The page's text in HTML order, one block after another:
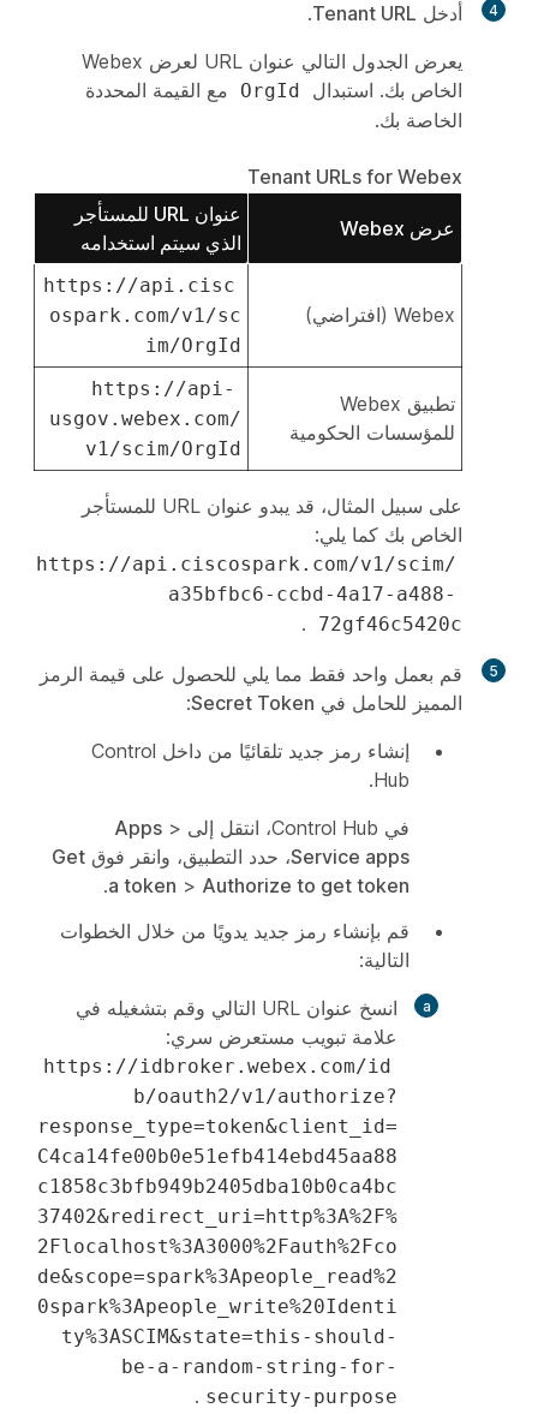
4 أدخل Tenant URL
.
يعرض الجدول التالي عنوان URL لعرض Webex
الخاص بك. استبدال
OrgId
مع القيمة المحددة
الخاصة بك.
Tenant URLs for Webex
عرض Webex
عنوان URL للمستأجر
الذي سيتم استخدامه
Webex (افتراضي)
https://api.cisc
ospark.com/v1/sc
im/OrgId
تطبيق Webex
للمؤسسات الحكومية
https://api-
usgov.webex.com/
v1/scim/OrgId
على سبيل المثال، قد يبدو عنوان URL للمستأجر
الخاص بك كما يلي:
https://api.ciscospark.com/v1/scim/
a35bfbc6-ccbd-4a17-a488-
72gf46c5420c
.
5 قم بعمل واحد فقط مما يلي للحصول على قيمة الرمز
المميز للحامل في Secret Token
:
إنشاء رمز جديد تلقائيًا من داخل Control
Hub.
في Control Hub، انتقل إلى
Apps >
Service apps، حدد التطبيق، وانقر فوق Get
a token > Authorize to get token
.
قم بإنشاء رمز جديد يدويًا من خلال الخطوات
التالية:
انسخ عنوان URL التالي وقم بتشغيله في
علامة تبويب مستعرض سري:
https://idbroker.webex.com/id
b/oauth2/v1/authorize?
response_type=token&client_id=
C4ca14fe00b0e51efb414ebd45aa88
c1858c3bfb949b2405dba10b0ca4bc
37402&redirect_uri=http%3A%2F%
2Flocalhost%3A3000%2Fauth%2Fco
de&scope=spark%3Apeople_read%2
0spark%3Apeople_write%20Identi
ty%3ASCIM&state=this-should-
be-a-random-string-for-
security-purpose
.